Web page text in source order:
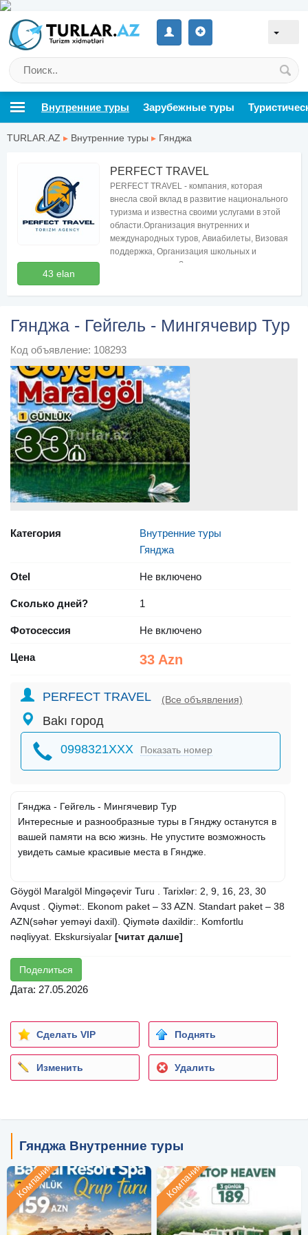
Внутренние туры Зарубежные туры
TURLAR.AZ ▸ Внутренние туры ▸ Гянджа
43 elan
PERFECT TRAVEL
PERFECT TRAVEL - компания, которая
внесла свой вклад в развитие национального
туризма и известна своими услугами в этой
области.Организация внутренних и
международных туров, Авиабилеты, Визовая
поддержка, Организация школьных и
групповых туров, Заказы транспорта,
Гянджа - Гейгель - Мингячевир Тур
Код объявление: 108293
Категория
Внутренние туры
Гянджа
Otel Не включено
Сколько дней? 1
Фотосессия Не включено
Цена 33 Azn
PERFECT TRAVEL (Все объявления)
Bakı город
0998321XXX Показать номер
Гянджа - Гейгель - Мингячевир Тур
Интересные и разнообразные туры в Гянджу останутся в
вашей памяти на всю жизнь. Не упустите возможность
увидеть самые красивые места в Гяндже.
Göygöl Maralgöl Mingəçevir Turu . Tarixlər: 2, 9, 16, 23, 30
Avqust . Qiymət:. Ekonom paket – 33 AZN. Standart paket – 38
AZN(səhər yeməyi daxil). Qiymətə daxildir:. Komfortlu
nəqliyyat. Ekskursiyalar [читат далше]
Поделиться
Дата: 27.05.2026
Сделать VIP Поднять
Изменить Удалить
Гянджа Внутренние туры
Компания Компания